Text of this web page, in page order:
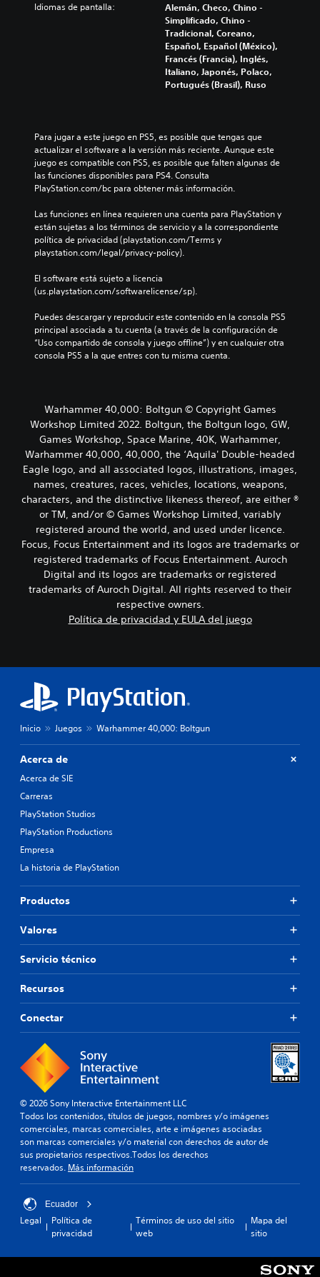
Idiomas de pantalla:
Alemán, Checo, Chino -
Simplificado, Chino -
Tradicional, Coreano,
Español, Español (México),
Francés (Francia), Inglés,
Italiano, Japonés, Polaco,
Portugués (Brasil), Ruso
Para jugar a este juego en PS5, es posible que tengas que
actualizar el software a la versión más reciente. Aunque este
juego es compatible con PS5, es posible que falten algunas de
las funciones disponibles para PS4. Consulta
PlayStation.com/bc para obtener más información.
Las funciones en línea requieren una cuenta para PlayStation y
están sujetas a los términos de servicio y a la correspondiente
política de privacidad (playstation.com/Terms y
playstation.com/legal/privacy-policy).
El software está sujeto a licencia
(us.playstation.com/softwarelicense/sp).
Puedes descargar y reproducir este contenido en la consola PS5
principal asociada a tu cuenta (a través de la configuración de
“Uso compartido de consola y juego offline”) y en cualquier otra
consola PS5 a la que entres con tu misma cuenta.
Warhammer 40,000: Boltgun © Copyright Games
Workshop Limited 2022. Boltgun, the Boltgun logo, GW,
Games Workshop, Space Marine, 40K, Warhammer,
Warhammer 40,000, 40,000, the ‘Aquila' Double-headed
Eagle logo, and all associated logos, illustrations, images,
names, creatures, races, vehicles, locations, weapons,
characters, and the distinctive likeness thereof, are either ®
or TM, and/or © Games Workshop Limited, variably
registered around the world, and used under licence.
Focus, Focus Entertainment and its logos are trademarks or
registered trademarks of Focus Entertainment. Auroch
Digital and its logos are trademarks or registered
trademarks of Auroch Digital. All rights reserved to their
respective owners.
Política de privacidad y EULA del juego
Inicio Juegos Warhammer 40,000: Boltgun
Acerca de
Acerca de SIE
Carreras
PlayStation Studios
PlayStation Productions
Empresa
La historia de PlayStation
Productos
Valores
Servicio técnico
Recursos
Conectar
© 2026 Sony Interactive Entertainment LLC
Todos los contenidos, títulos de juegos, nombres y/o imágenes
comerciales, marcas comerciales, arte e imágenes asociadas
son marcas comerciales y/o material con derechos de autor de
sus propietarios respectivos.Todos los derechos
reservados. Más información
Ecuador
Legal
Política de
privacidad
Términos de uso del sitio
web
Mapa del
sitio